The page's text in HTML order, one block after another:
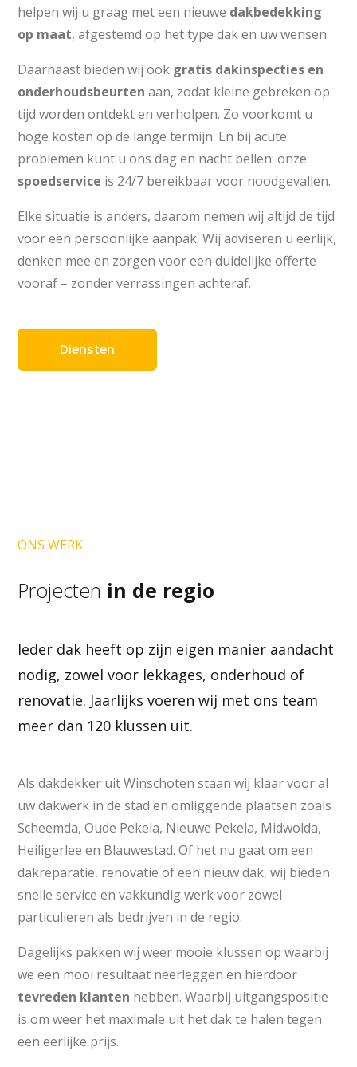
helpen wij u graag met een nieuwe dakbedekking
op maat, afgestemd op het type dak en uw wensen.
Daarnaast bieden wij ook gratis dakinspecties en
onderhoudsbeurten aan, zodat kleine gebreken op
tijd worden ontdekt en verholpen. Zo voorkomt u
hoge kosten op de lange termijn. En bij acute
problemen kunt u ons dag en nacht bellen: onze
spoedservice is 24/7 bereikbaar voor noodgevallen.
Elke situatie is anders, daarom nemen wij altijd de tijd
voor een persoonlijke aanpak. Wij adviseren u eerlijk,
denken mee en zorgen voor een duidelijke offerte
vooraf – zonder verrassingen achteraf.
Diensten
ONS WERK
Projecten in de regio
Ieder dak heeft op zijn eigen manier aandacht
nodig, zowel voor lekkages, onderhoud of
renovatie. Jaarlijks voeren wij met ons team
meer dan 120 klussen uit.
Als dakdekker uit Winschoten staan wij klaar voor al
uw dakwerk in de stad en omliggende plaatsen zoals
Scheemda, Oude Pekela, Nieuwe Pekela, Midwolda,
Heiligerlee en Blauwestad. Of het nu gaat om een
dakreparatie, renovatie of een nieuw dak, wij bieden
snelle service en vakkundig werk voor zowel
particulieren als bedrijven in de regio.
Dagelijks pakken wij weer mooie klussen op waarbij
we een mooi resultaat neerleggen en hierdoor
tevreden klanten hebben. Waarbij uitgangspositie
is om weer het maximale uit het dak te halen tegen
een eerlijke prijs.